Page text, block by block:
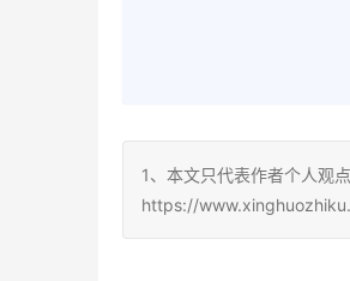
1、本文只代表作者个人观
https://